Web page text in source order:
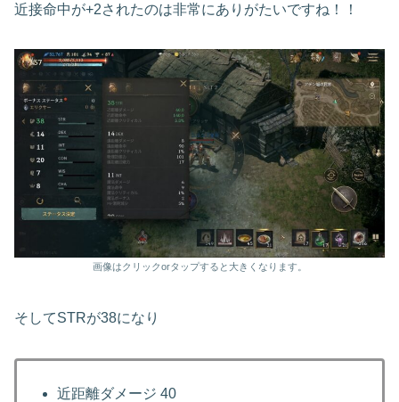
近接命中が+2されたのは非常にありがたいですね！！
画像はクリックorタップすると大きくなります。
そしてSTRが38になり
近距離ダメージ 40